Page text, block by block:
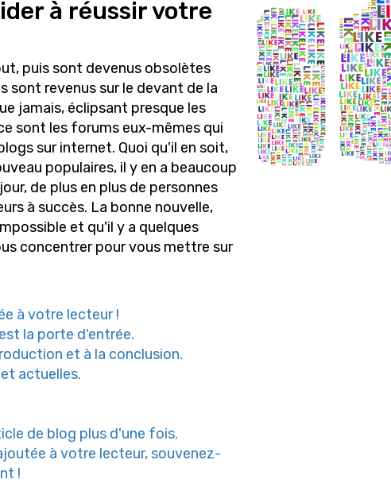
à réussir votre
puis sont devenus obsolètes
sont revenus sur le devant de la
jamais, éclipsant presque les
sont les forums eux-mêmes qui
sur internet. Quoi qu'il en soit,
populaires, il y en a beaucoup
de plus en plus de personnes
à succès. La bonne nouvelle,
et qu'il y a quelques
concentrer pour vous mettre sur
à votre lecteur !
la porte d'entrée.
et à la conclusion.
actuelles.
de blog plus d'une fois.
à votre lecteur, souvenez-
!